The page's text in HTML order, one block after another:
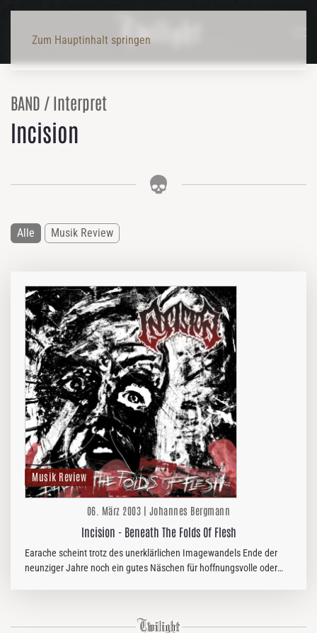
Zum Hauptinhalt springen
BAND / Interpret
Incision
Alle Musik Review
Musik Review
06. März 2003 | Johannes Bergmann
Incision - Beneath The Folds Of Flesh
Earache scheint trotz des unerklärlichen Imagewandels Ende der
neunziger Jahre noch ein gutes Näschen für hoffnungsvolle oder